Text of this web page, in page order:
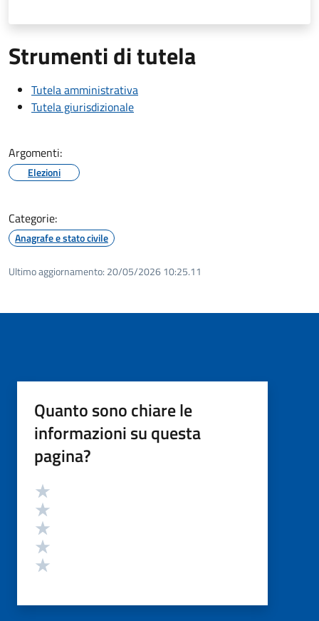
Strumenti di tutela
Tutela amministrativa
Tutela giurisdizionale
Argomenti:
Elezioni
Categorie:
Anagrafe e stato civile
Ultimo aggiornamento: 20/05/2026 10:25.11
Quanto sono chiare le
informazioni su questa
pagina?
Valutazione